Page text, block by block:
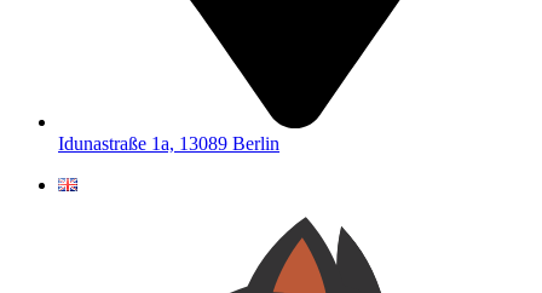
Idunastraße 1a, 13089 Berlin